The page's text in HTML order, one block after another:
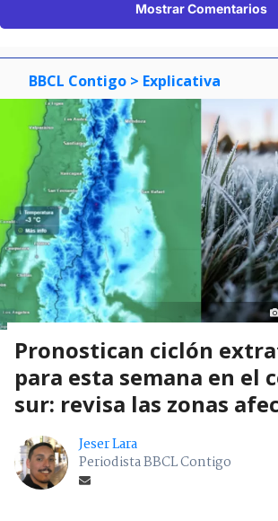
Mostrar Comentarios
BBCL Contigo > Explicativa
Pronostican ciclón
para esta semana en el
sur: revisa las zonas
Jeser Lara
Periodista BBCL Contigo